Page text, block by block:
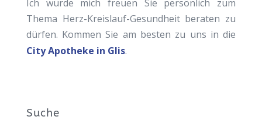
Ich würde mich freuen Sie persönlich zum
Thema Herz-Kreislauf-Gesundheit beraten zu
dürfen. Kommen Sie am besten zu uns in die
City Apotheke in Glis.
Suche